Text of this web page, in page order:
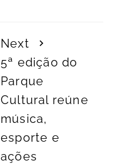
Next
5ª edição do
Parque
Cultural reúne
música,
esporte e
ações